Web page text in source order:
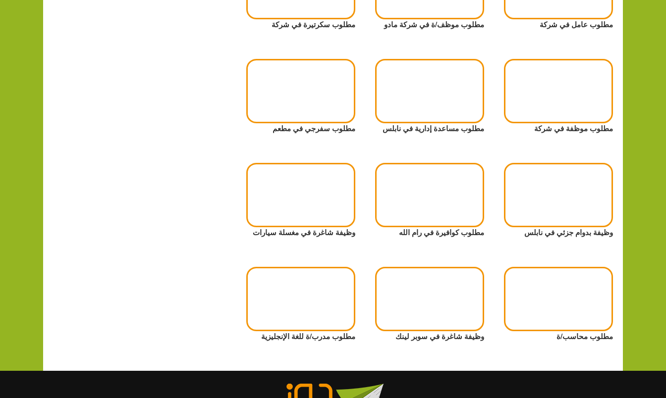
مطلوب عامل في شركة مطلوب موظف/ة في شركة مادو مطلوب سكرتيرة في شركة
مطلوب موظفة في شركة مطلوب مساعدة إدارية في نابلس مطلوب سفرجي في مطعم
وظيفة بدوام جزئي في نابلس مطلوب كوافيرة في رام الله وظيفة شاغرة في مغسلة سيارات
مطلوب محاسب/ة وظيفة شاغرة في سوبر لينك مطلوب مدرب/ة للغة الإنجليزية